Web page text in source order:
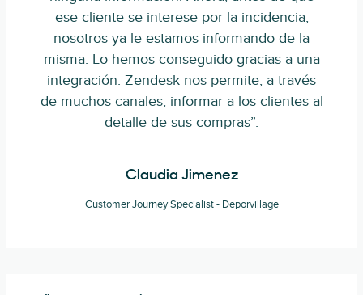
ese cliente se interese por la incidencia,
nosotros ya le estamos informando de la
misma. Lo hemos conseguido gracias a una
integración. Zendesk nos permite, a través
de muchos canales, informar a los clientes al
detalle de sus compras”.
Claudia Jimenez
Customer Journey Specialist - Deporvillage